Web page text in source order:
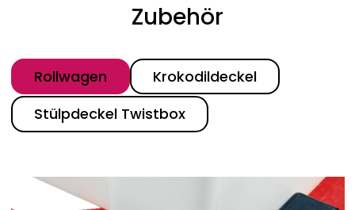
Zubehör
Kategorie
Rollwagen
Krokodildeckel
Stülpdeckel Twistbox